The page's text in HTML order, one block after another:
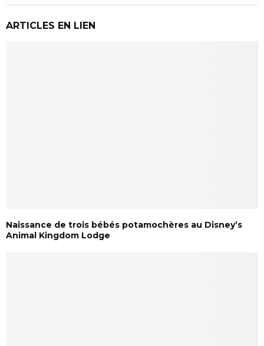
ARTICLES EN LIEN
Naissance de trois bébés potamochères au Disney’s
Animal Kingdom Lodge